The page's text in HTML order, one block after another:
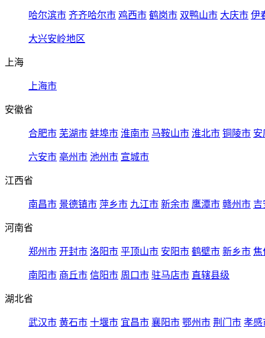
哈尔滨市 齐齐哈尔市 鸡西市 鹤岗市 双鸭山市 大庆市 伊
大兴安岭地区
上海
上海市
安徽省
合肥市 芜湖市 蚌埠市 淮南市 马鞍山市 淮北市 铜陵市 安
六安市 亳州市 池州市 宣城市
江西省
南昌市 景德镇市 萍乡市 九江市 新余市 鹰潭市 赣州市 吉
河南省
郑州市 开封市 洛阳市 平顶山市 安阳市 鹤壁市 新乡市 焦
南阳市 商丘市 信阳市 周口市 驻马店市 直辖县级
湖北省
武汉市 黄石市 十堰市 宜昌市 襄阳市 鄂州市 荆门市 孝感